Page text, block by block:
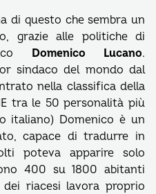
di questo che sembra un
grazie alle politiche di
Domenico Lucano.
sindaco del mondo dal
nella classifica della
tra le 50 personalità più
italiano) Domenico è un
capace di tradurre in
poteva apparire solo
400 su 1800 abitanti
riacesi lavora proprio